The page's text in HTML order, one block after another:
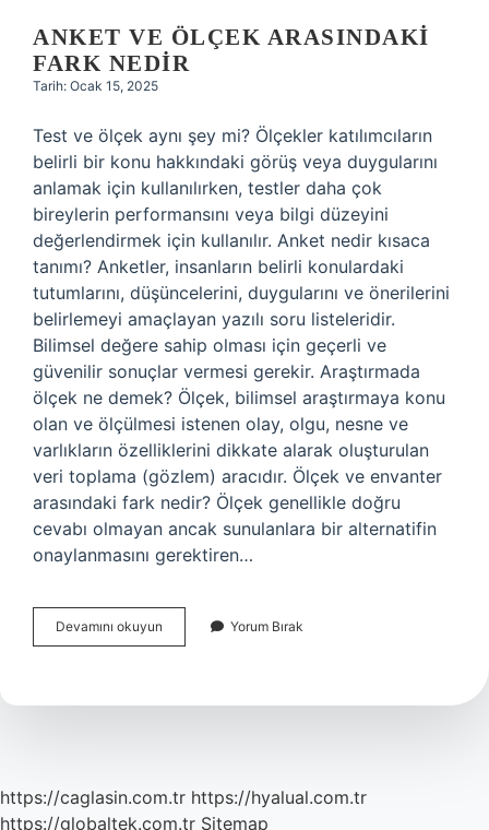
ANKET VE ÖLÇEK ARASINDAKI
FARK NEDIR
Tarih: Ocak 15, 2025
Test ve ölçek aynı şey mi? Ölçekler katılımcıların
belirli bir konu hakkındaki görüş veya duygularını
anlamak için kullanılırken, testler daha çok
bireylerin performansını veya bilgi düzeyini
değerlendirmek için kullanılır. Anket nedir kısaca
tanımı? Anketler, insanların belirli konulardaki
tutumlarını, düşüncelerini, duygularını ve önerilerini
belirlemeyi amaçlayan yazılı soru listeleridir.
Bilimsel değere sahip olması için geçerli ve
güvenilir sonuçlar vermesi gerekir. Araştırmada
ölçek ne demek? Ölçek, bilimsel araştırmaya konu
olan ve ölçülmesi istenen olay, olgu, nesne ve
varlıkların özelliklerini dikkate alarak oluşturulan
veri toplama (gözlem) aracıdır. Ölçek ve envanter
arasındaki fark nedir? Ölçek genellikle doğru
cevabı olmayan ancak sunulanlara bir alternatifin
onaylanmasını gerektiren…
Devamını okuyun
Ve
Fark
Yorum Bırak
https://caglasin.com.tr https://hyalual.com.tr
https://globaltek.com.tr Sitemap